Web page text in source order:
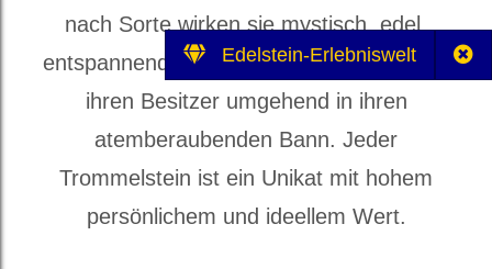
Edelstein-Erlebniswelt
nach Sorte wirken sie mystisch, edel,
entspannend und heilbringend und ziehen
ihren Besitzer umgehend in ihren
atemberaubenden Bann. Jeder
Trommelstein ist ein Unikat mit hohem
persönlichem und ideellem Wert.